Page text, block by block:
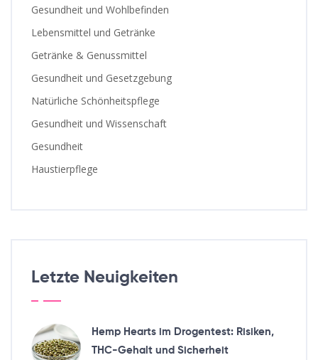
Gesundheit und Wohlbefinden
Lebensmittel und Getränke
Getränke & Genussmittel
Gesundheit und Gesetzgebung
Natürliche Schönheitspflege
Gesundheit und Wissenschaft
Gesundheit
Haustierpflege
Letzte Neuigkeiten
Hemp Hearts im Drogentest: Risiken,
THC-Gehalt und Sicherheit